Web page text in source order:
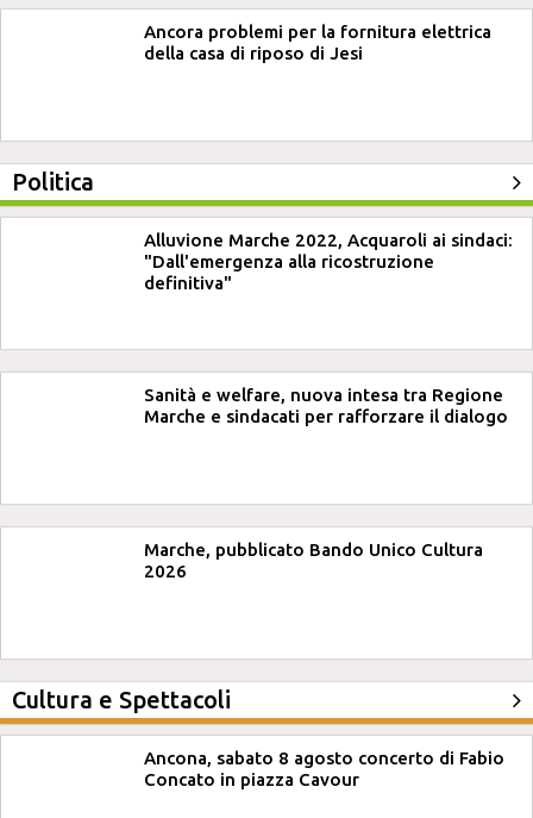
Ancora problemi per la fornitura elettrica
della casa di riposo di Jesi
Politica
Alluvione Marche 2022, Acquaroli ai sindaci:
"Dall'emergenza alla ricostruzione
definitiva"
Sanità e welfare, nuova intesa tra Regione
Marche e sindacati per rafforzare il dialogo
Marche, pubblicato Bando Unico Cultura
2026
Cultura e Spettacoli
Ancona, sabato 8 agosto concerto di Fabio
Concato in piazza Cavour